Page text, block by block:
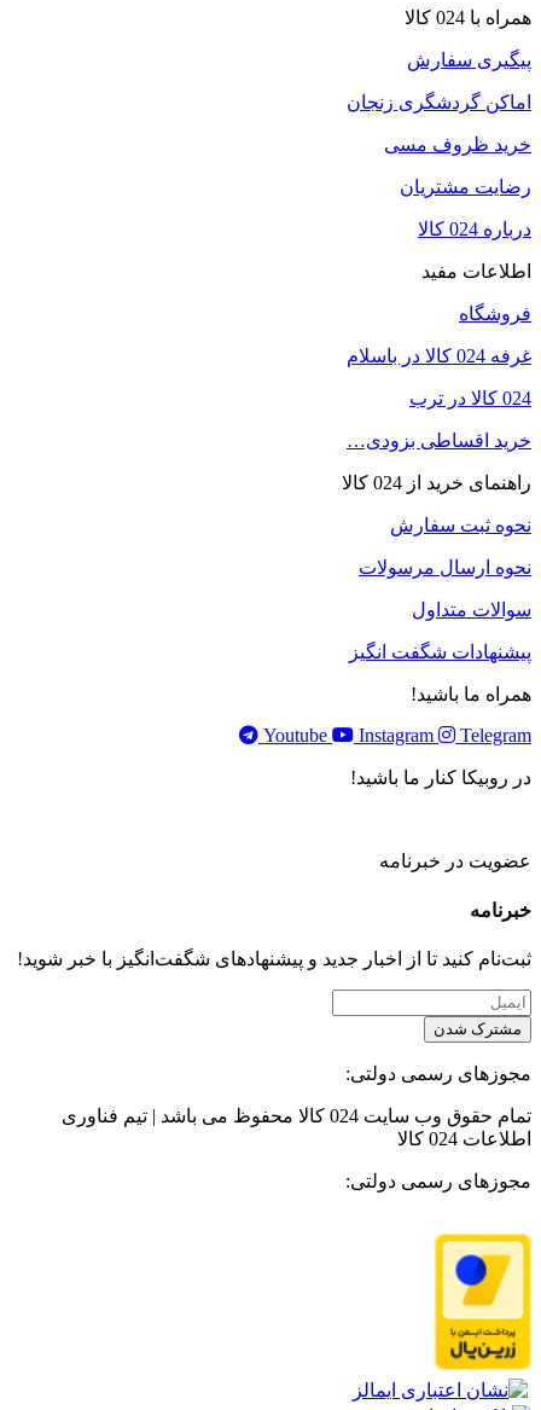
همراه با 024 کالا
پیگیری سفارش
اماکن گردشگری زنجان
خرید ظروف مسی
رضایت مشتریان
درباره 024 کالا
اطلاعات مفید
فروشگاه
غرفه 024 کالا در باسلام
024 کالا در ترب
خرید اقساطی بزودی…
راهنمای خرید از 024 کالا
نحوه ثبت سفارش
نحوه ارسال مرسولات
سوالات متداول
پیشنهادات شگفت انگیز
همراه ما باشید!
Youtube
Instagram Telegram
در روبیکا کنار ما باشید!
عضویت در خبرنامه
خبر‌نامه
ثبت‌نام کنید تا از اخبار جدید و پیشنهاد‌های شگفت‌انگیز با خبر شوید!
مشترک شدن
مجوزهای رسمی دولتی:
تمام حقوق وب سایت 024 کالا محفوظ می باشد | تیم فناوری
اطلاعات 024 کالا
مجوزهای رسمی دولتی: